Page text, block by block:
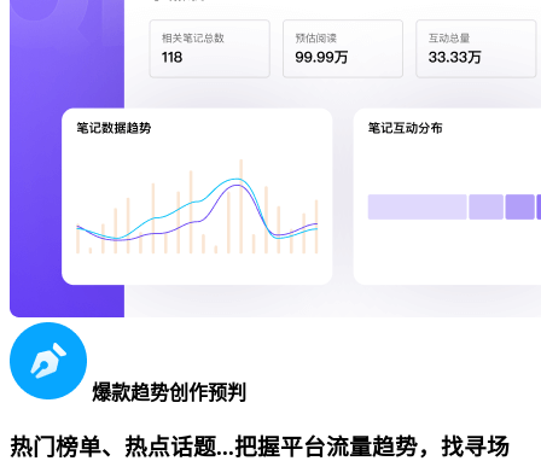
爆款趋势创作预判
热门榜单、热点话题...把握平台流量趋势，找寻场